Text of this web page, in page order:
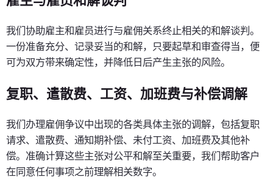
我们协助雇主和雇员进行与雇佣关系终止相关的和解谈判。
一份准备充分、记录妥当的和解，只要起草和审查得当，便
可为双方带来确定性，并降低日后产生主张的风险。
复职、遣散费、工资、加班费与补偿调解
我们办理雇佣争议中出现的各类具体主张的调解，包括复职
请求、遣散费、通知期补偿、未付工资、加班费及其他补
偿。准确计算这些主张对公平和解至关重要，我们帮助客户
在同意任何事项之前理解相关数字。